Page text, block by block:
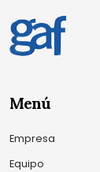
Menú
Empresa
Equipo